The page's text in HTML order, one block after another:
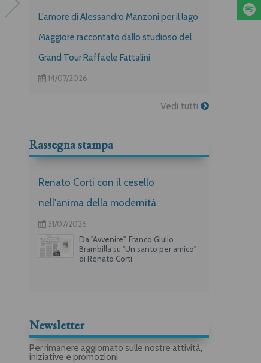
Salvare il tempo
L'amore di Alessandro Manzoni per il lago
Maggiore raccontato dallo studioso del
Grand Tour Raffaele Fattalini
14/07/2026
Vedi tutti
Rassegna stampa
Renato Corti con il cesello
nell'anima della modernità
31/07/2026
Da "Avvenire", Franco Giulio
Brambilla su "Un santo per amico"
di Renato Corti
Newsletter
Per rimanere aggiornato sulle nostre attività,
iniziative e promozioni